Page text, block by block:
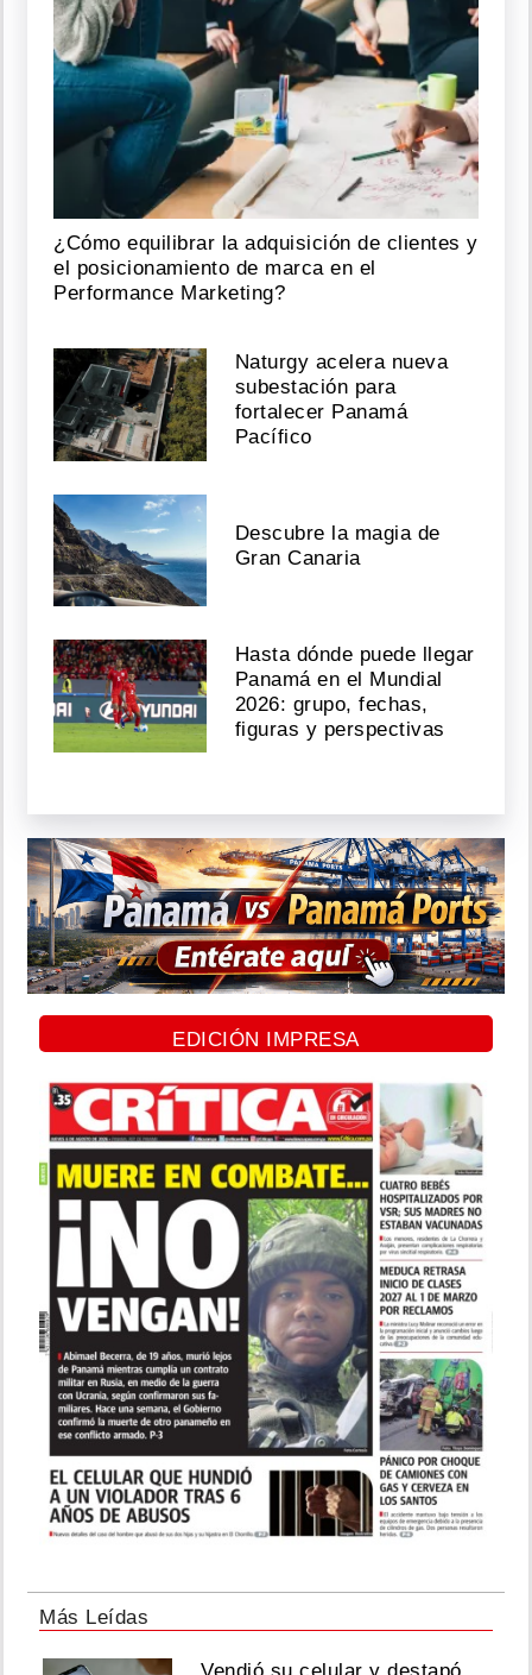
¿Cómo equilibrar la adquisición de clientes y
el posicionamiento de marca en el
Performance Marketing?
Naturgy acelera nueva
subestación para
fortalecer Panamá
Pacífico
Descubre la magia de
Gran Canaria
Hasta dónde puede llegar
Panamá en el Mundial
2026: grupo, fechas,
figuras y perspectivas
EDICIÓN IMPRESA
Más Leídas